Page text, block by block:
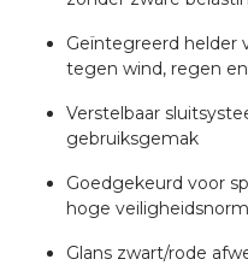
Geïntegreerd helder
tegen wind, regen
Verstelbaar
gebruiksgemak
Goedgekeurd voor
hoge
Glans zwart/rode